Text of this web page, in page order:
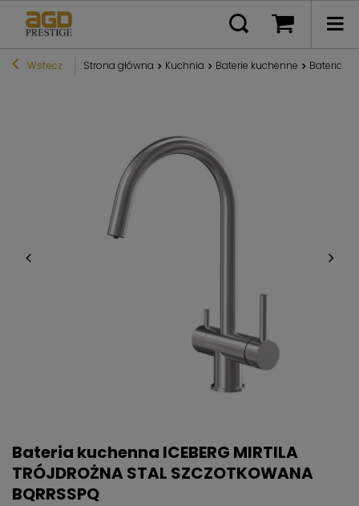
Wstecz Strona główna Kuchnia Baterie kuchenne Bateria
Bateria kuchenna ICEBERG MIRTILA
TRÓJDROŻNA STAL SZCZOTKOWANA
BQRRSSPQ